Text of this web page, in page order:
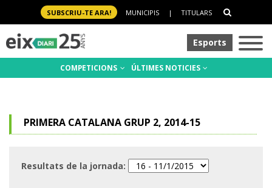
SUBSCRIU-TE ARA! MUNICIPIS | TITULARS
Esports
COMPETICIONS ÚLTIMES NOTICIES
PRIMERA CATALANA GRUP 2, 2014-15
Resultats de la jornada: